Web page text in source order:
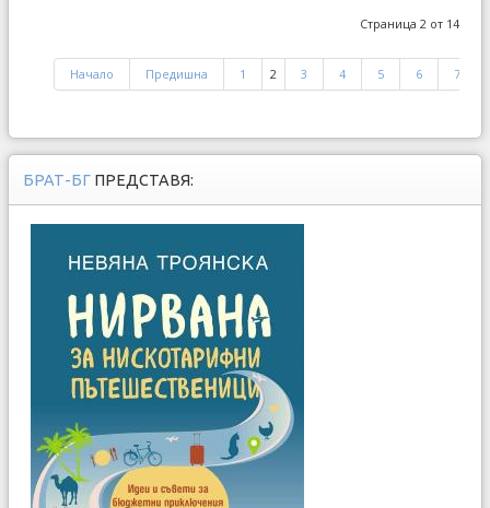
Страница 2 от 14
Начало Предишна 1 2 3 4 5 6 7
БРАТ-БГ ПРЕДСТАВЯ: